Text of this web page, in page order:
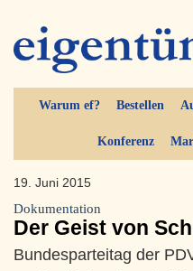
Warum ef? Bestellen
Konferenz
19. Juni 2015
Dokumentation
Der Geist von
Bundesparteitag der